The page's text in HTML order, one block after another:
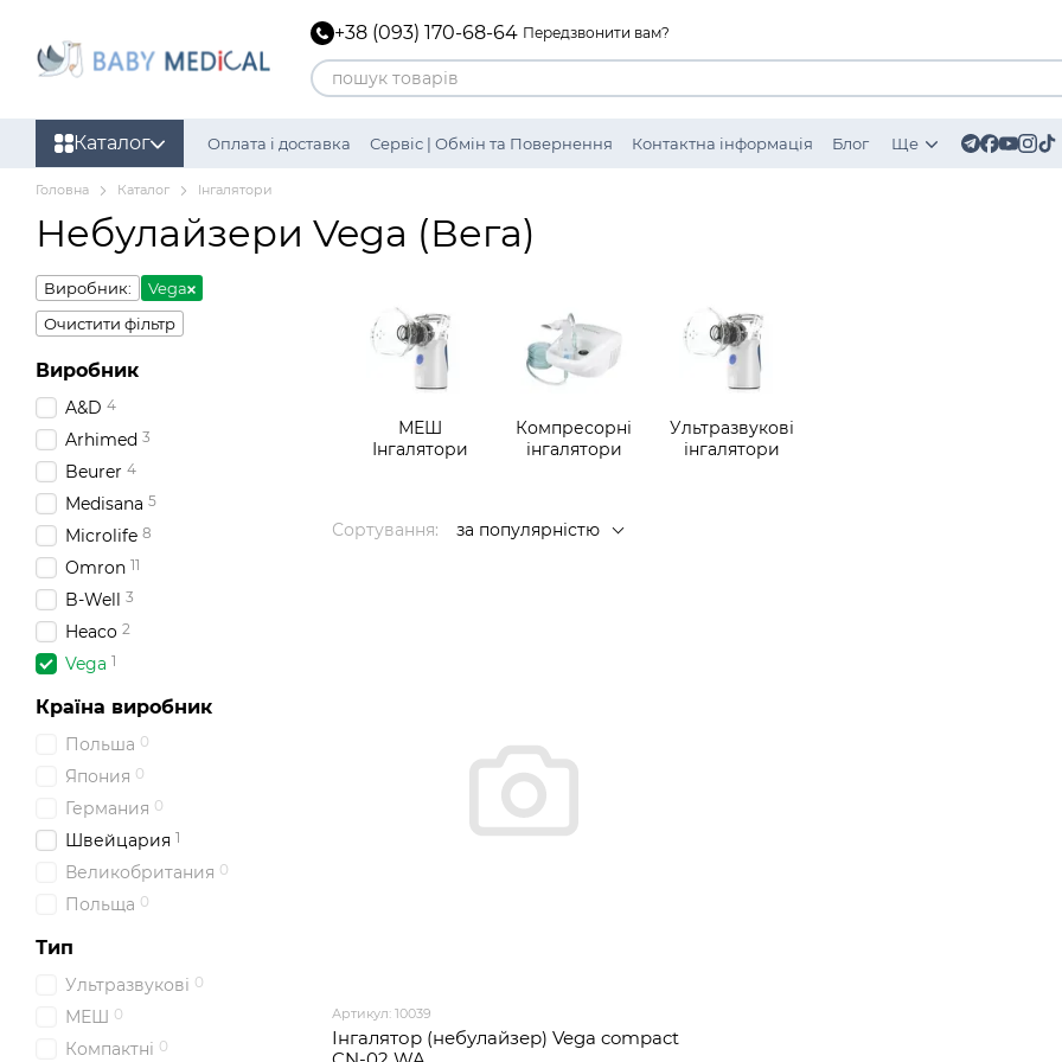
+38 (093) 170-68-64 Передзвонити вам?
Каталог Оплата і доставка Сервіс | Обмін та Повернення Контактна інформація Блог Ще
Головна Каталог Інгалятори
Небулайзери Vega (Вега)
МЕШ
Інгалятори
Компресорні
інгалятори
Ультразвукові
інгалятори
Сортування: за популярністю
Артикул: 10039
Інгалятор (небулайзер) Vega compact
Виробник:
Vega
Очистити фільтр
Виробник
A&D 4
Arhimed 3
Beurer 4
Medisana 5
Microlife 8
Omron 11
B-Well 3
Heaco 2
Vega 1
Країна виробник
Польша 0
Япония 0
Германия 0
Швейцария 1
Великобритания 0
Польща 0
Тип
Ультразвукові 0
МЕШ 0
Компактні 0